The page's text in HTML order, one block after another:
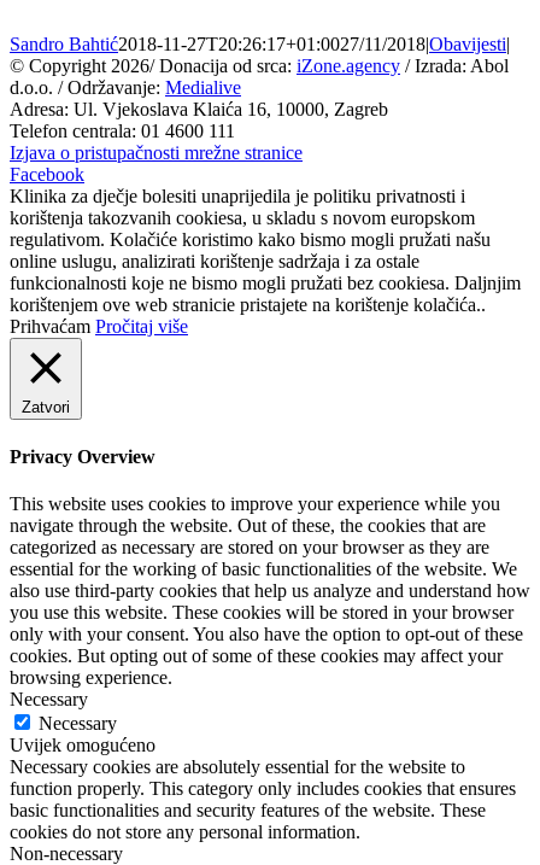
Sandro Bahtić2018-11-27T20:26:17+01:0027/11/2018|Obavijesti|
© Copyright2026/ Donacija od srca: iZone.agency / Izrada: Abol
d.o.o. / Održavanje: Medialive
Adresa: Ul. Vjekoslava Klaića 16, 10000, Zagreb
Telefon centrala: 01 4600 111
Izjava o pristupačnosti mrežne stranice
Facebook
Klinika za dječje bolesiti unaprijedila je politiku privatnosti i
korištenja takozvanih cookiesa, u skladu s novom europskom
regulativom. Kolačiće koristimo kako bismo mogli pružati našu
online uslugu, analizirati korištenje sadržaja i za ostale
funkcionalnosti koje ne bismo mogli pružati bez cookiesa. Daljnjim
korištenjem ove web stranicie pristajete na korištenje kolačića..
Prihvaćam Pročitaj više
Zatvori
Privacy Overview
This website uses cookies to improve your experience while you
navigate through the website. Out of these, the cookies that are
categorized as necessary are stored on your browser as they are
essential for the working of basic functionalities of the website. We
also use third-party cookies that help us analyze and understand how
you use this website. These cookies will be stored in your browser
only with your consent. You also have the option to opt-out of these
cookies. But opting out of some of these cookies may affect your
browsing experience.
Necessary
Necessary
Uvijek omogućeno
Necessary cookies are absolutely essential for the website to
function properly. This category only includes cookies that ensures
basic functionalities and security features of the website. These
cookies do not store any personal information.
Non-necessary